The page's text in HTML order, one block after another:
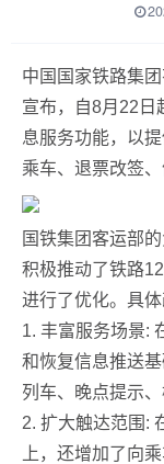
中国国家铁路集
宣布，自8月22日
息服务功能，以
乘车、退票改签
国铁集团客运部
积极推动了铁路
进行了优化。具
1. 丰富服务场景:
和恢复信息推送
列车、晚点提示
2. 扩大触达范围:
上，还增加了向